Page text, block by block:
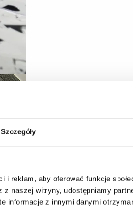
Szczegóły
reklam, aby oferować funkcje
naszej witryny, udostępniamy
informacje z innymi danymi